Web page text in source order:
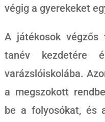
végig a gyerekeket
A játékosok végzős
tanév kezdetére
varázslóiskolába.
a megszokott
be a folyosókat, és